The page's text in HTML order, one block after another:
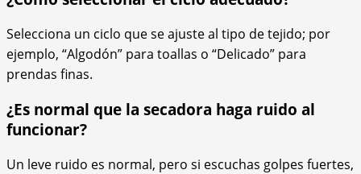
Selecciona un ciclo que se ajuste al tipo de tejido; por
ejemplo, “Algodón” para toallas o “Delicado” para
prendas finas.
¿Es normal que la secadora haga ruido al
funcionar?
Un leve ruido es normal, pero si escuchas golpes fuertes,